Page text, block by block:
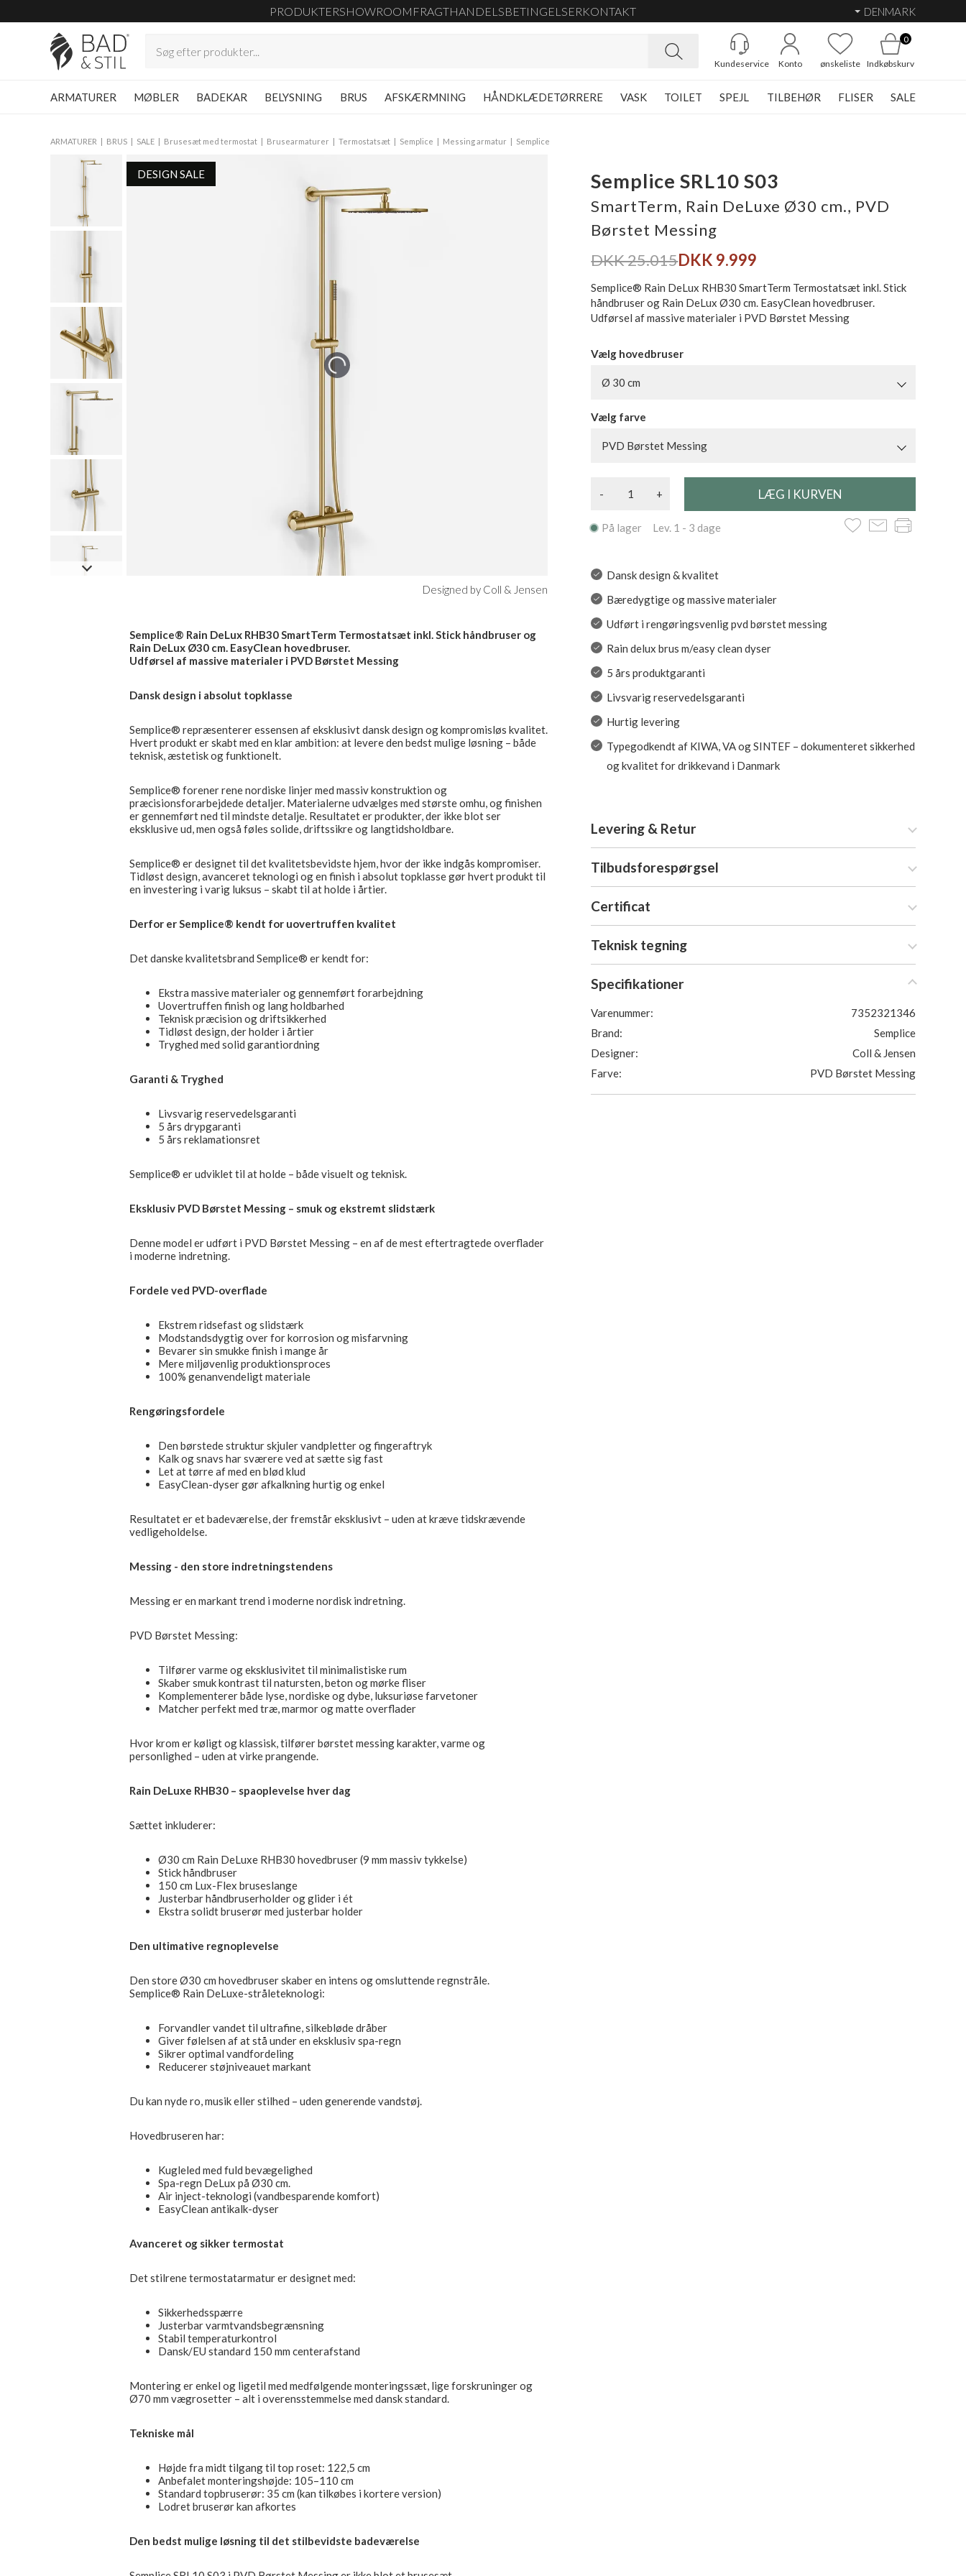
PRODUKTERSHOWROOM FRAGTHANDELSBETINGELSERKONTAKT DENMARK
Kundeservice Konto ønskeliste
0
Indkøbskurv
ARMATURER MØBLER BADEKAR BELYSNING BRUS AFSKÆRMNING HÅNDKLÆDETØRRERE VASK TOILET SPEJL TILBEHØR FLISER SALE
ARMATURER BRUS SALE Brusesæt med termostat Brusearmaturer Termostatsæt Semplice Messing armatur Semplice
DESIGN SALE
Designed by Coll & Jensen
Semplice® Rain DeLux RHB30 SmartTerm Termostatsæt inkl. Stick håndbruser og
Rain DeLux Ø30 cm. EasyClean hovedbruser.
Udførsel af massive materialer i PVD Børstet Messing
Dansk design i absolut topklasse
Semplice® repræsenterer essensen af eksklusivt dansk design og kompromisløs kvalitet.
Hvert produkt er skabt med en klar ambition: at levere den bedst mulige løsning – både
teknisk, æstetisk og funktionelt.
Semplice® forener rene nordiske linjer med massiv konstruktion og
præcisionsforarbejdede detaljer. Materialerne udvælges med største omhu, og finishen
er gennemført ned til mindste detalje. Resultatet er produkter, der ikke blot ser
eksklusive ud, men også føles solide, driftssikre og langtidsholdbare.
Semplice® er designet til det kvalitetsbevidste hjem, hvor der ikke indgås kompromiser.
Tidløst design, avanceret teknologi og en finish i absolut topklasse gør hvert produkt til
en investering i varig luksus – skabt til at holde i årtier.
Derfor er Semplice® kendt for uovertruffen kvalitet
Det danske kvalitetsbrand Semplice® er kendt for:
Ekstra massive materialer og gennemført forarbejdning
Uovertruffen finish og lang holdbarhed
Teknisk præcision og driftsikkerhed
Tidløst design, der holder i årtier
Tryghed med solid garantiordning
Garanti & Tryghed
Livsvarig reservedelsgaranti
5 års drypgaranti
5 års reklamationsret
Semplice® er udviklet til at holde – både visuelt og teknisk.
Eksklusiv PVD Børstet Messing – smuk og ekstremt slidstærk
Denne model er udført i PVD Børstet Messing – en af de mest eftertragtede overflader
i moderne indretning.
Fordele ved PVD-overflade
Ekstrem ridsefast og slidstærk
Modstandsdygtig over for korrosion og misfarvning
Bevarer sin smukke finish i mange år
Mere miljøvenlig produktionsproces
100% genanvendeligt materiale
Rengøringsfordele
Den børstede struktur skjuler vandpletter og fingeraftryk
Kalk og snavs har sværere ved at sætte sig fast
Let at tørre af med en blød klud
EasyClean-dyser gør afkalkning hurtig og enkel
Resultatet er et badeværelse, der fremstår eksklusivt – uden at kræve tidskrævende
vedligeholdelse.
Messing - den store indretningstendens
Messing er en markant trend i moderne nordisk indretning.
PVD Børstet Messing:
Tilfører varme og eksklusivitet til minimalistiske rum
Skaber smuk kontrast til natursten, beton og mørke fliser
Komplementerer både lyse, nordiske og dybe, luksuriøse farvetoner
Matcher perfekt med træ, marmor og matte overflader
Hvor krom er køligt og klassisk, tilfører børstet messing karakter, varme og
personlighed – uden at virke prangende.
Rain DeLuxe RHB30 – spaoplevelse hver dag
Sættet inkluderer:
Ø30 cm Rain DeLuxe RHB30 hovedbruser (9 mm massiv tykkelse)
Stick håndbruser
150 cm Lux-Flex bruseslange
Justerbar håndbruserholder og glider i ét
Ekstra solidt bruserør med justerbar holder
Den ultimative regnoplevelse
Den store Ø30 cm hovedbruser skaber en intens og omsluttende regnstråle.
Semplice® Rain DeLuxe-stråleteknologi:
Forvandler vandet til ultrafine, silkebløde dråber
Giver følelsen af at stå under en eksklusiv spa-regn
Sikrer optimal vandfordeling
Reducerer støjniveauet markant
Du kan nyde ro, musik eller stilhed – uden generende vandstøj.
Hovedbruseren har:
Kugleled med fuld bevægelighed
Spa-regn DeLux på Ø30 cm.
Air inject-teknologi (vandbesparende komfort)
EasyClean antikalk-dyser
Avanceret og sikker termostat
Det stilrene termostatarmatur er designet med:
Sikkerhedsspærre
Justerbar varmtvandsbegrænsning
Stabil temperaturkontrol
Dansk/EU standard 150 mm centerafstand
Montering er enkel og ligetil med medfølgende monteringssæt, lige forskruninger og
Ø70 mm vægrosetter – alt i overensstemmelse med dansk standard.
Tekniske mål
Højde fra midt tilgang til top roset: 122,5 cm
Anbefalet monteringshøjde: 105–110 cm
Standard topbruserør: 35 cm (kan tilkøbes i kortere version)
Lodret bruserør kan afkortes
Den bedst mulige løsning til det stilbevidste badeværelse
Semplice SRL10 S03
SmartTerm, Rain DeLuxe Ø30 cm., PVD
Børstet Messing
DKK 25.015DKK 9.999
Semplice® Rain DeLux RHB30 SmartTerm Termostatsæt inkl. Stick
håndbruser og Rain DeLux Ø30 cm. EasyClean hovedbruser.
Udførsel af massive materialer i PVD Børstet Messing
Vælg hovedbruser
Ø 30 cm
Vælg farve
PVD Børstet Messing
- +
På lager Lev. 1 - 3 dage
Dansk design & kvalitet
Bæredygtige og massive materialer
Udført i rengøringsvenlig pvd børstet messing
Rain delux brus m/easy clean dyser
5 års produktgaranti
Livsvarig reservedelsgaranti
Hurtig levering
Typegodkendt af KIWA, VA og SINTEF – dokumenteret sikkerhed
og kvalitet for drikkevand i Danmark
Levering & Retur
Tilbudsforespørgsel
Certificat
Teknisk tegning
Specifikationer
Varenummer:
7352321346
Brand:
Semplice
Designer:
Coll & Jensen
Farve:
PVD Børstet Messing